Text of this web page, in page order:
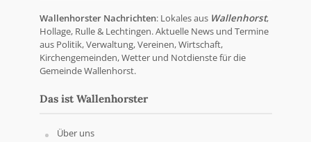
Wallenhorster Nachrichten: Lokales aus Wallenhorst,
Hollage, Rulle & Lechtingen. Aktuelle News und Termine
aus Politik, Verwaltung, Vereinen, Wirtschaft,
Kirchengemeinden, Wetter und Notdienste für die
Gemeinde Wallenhorst.
Das ist Wallenhorster
Über uns